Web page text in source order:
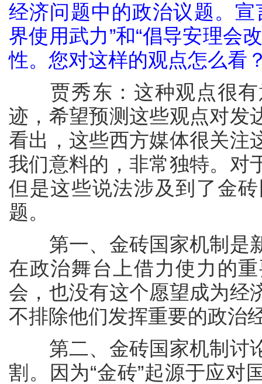
经济问题中的政治议题。
界使用武力”和“倡导安理会
性。您对这样的观点怎么看
贾秀东：这种观点很有
迹，希望预测这些观点对发
看出，这些西方媒体很关注
我们意料的，非常独特。对
但是这些说法涉及到了金
题。
第一、金砖国家机制是
在政治舞台上借力使力的
会，也没有这个愿望成为经
不排除他们发挥重要的政治
第二、金砖国家机制讨
割。因为“金砖”起源于应对